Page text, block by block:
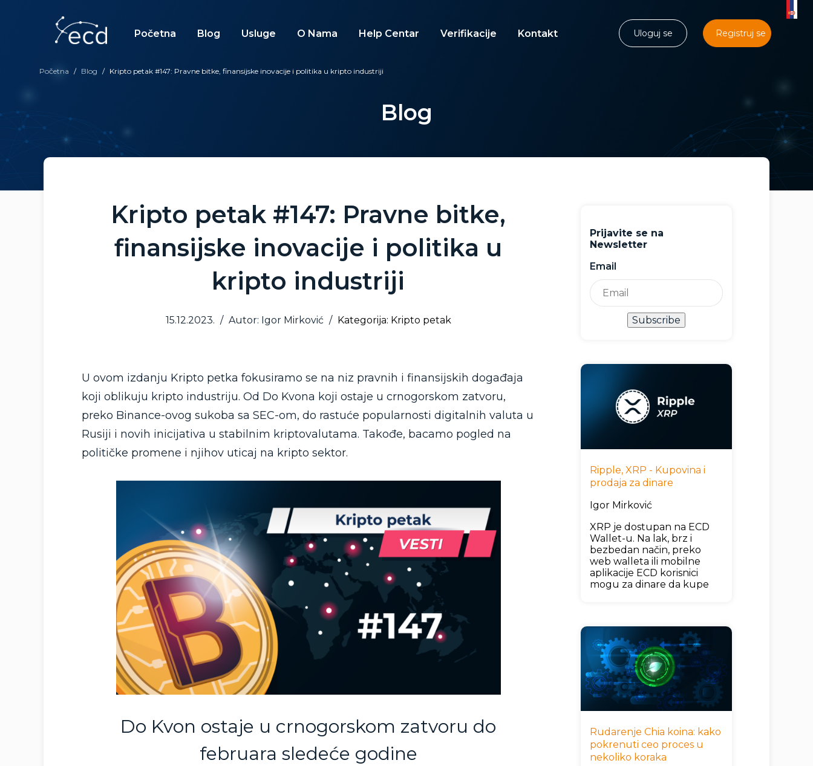
Početna Blog Usluge O Nama Help Centar Verifikacije Kontakt Uloguj se Registruj se
Početna / Blog / Kripto petak #147: Pravne bitke, finansijske inovacije i politika u kripto industriji
Blog
Kripto petak #147: Pravne bitke,
finansijske inovacije i politika u
kripto industriji
15.12.2023. / Autor: Igor Mirković / Kategorija: Kripto petak
U ovom izdanju Kripto petka fokusiramo se na niz pravnih i finansijskih događaja
koji oblikuju kripto industriju. Od Do Kvona koji ostaje u crnogorskom zatvoru,
preko Binance-ovog sukoba sa SEC-om, do rastuće popularnosti digitalnih valuta u
Rusiji i novih inicijativa u stabilnim kriptovalutama. Takođe, bacamo pogled na
političke promene i njihov uticaj na kripto sektor.
Do Kvon ostaje u crnogorskom zatvoru do
februara sledeće godine
Prijavite se na
Newsletter
Email
Subscribe
Ripple, XRP - Kupovina i
prodaja za dinare
Igor Mirković
XRP je dostupan na ECD
Wallet-u. Na lak, brz i
bezbedan način, preko
web walleta ili mobilne
aplikacije ECD korisnici
mogu za dinare da kupe
Rudarenje Chia koina: kako
pokrenuti ceo proces u
nekoliko koraka